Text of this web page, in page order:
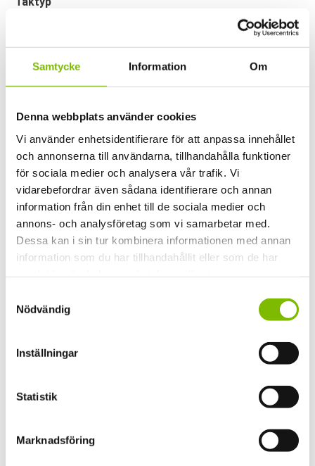
Samtycke Information Om
Denna webbplats använder cookies
Vi använder enhetsidentifierare för att anpassa innehållet
och annonserna till användarna, tillhandahålla funktioner
för sociala medier och analysera vår trafik. Vi
vidarebefordrar även sådana identifierare och annan
information från din enhet till de sociala medier och
annons- och analysföretag som vi samarbetar med.
Dessa kan i sin tur kombinera informationen med annan
information som du har tillhandahållit eller som de har
Nödvändig
Inställningar
Statistik
Marknadsföring
Takutförande
Standardmått
Multi Iso Kanalplasttak
U-värde
2,0 W/m2 K
Vikt
Tjocklek
16mm
Opalvit
45%